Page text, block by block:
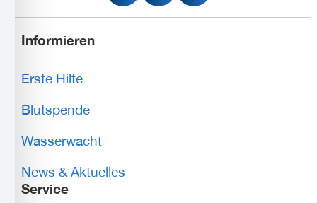
Informieren
Erste Hilfe
Blutspende
Wasserwacht
News & Aktuelles
Service